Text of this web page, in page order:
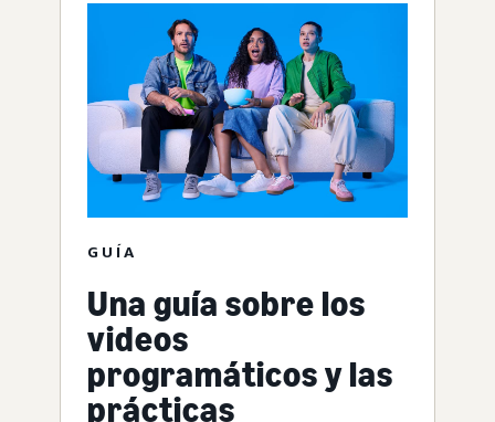
GUÍA
Una guía sobre los
videos
programáticos y las
prácticas